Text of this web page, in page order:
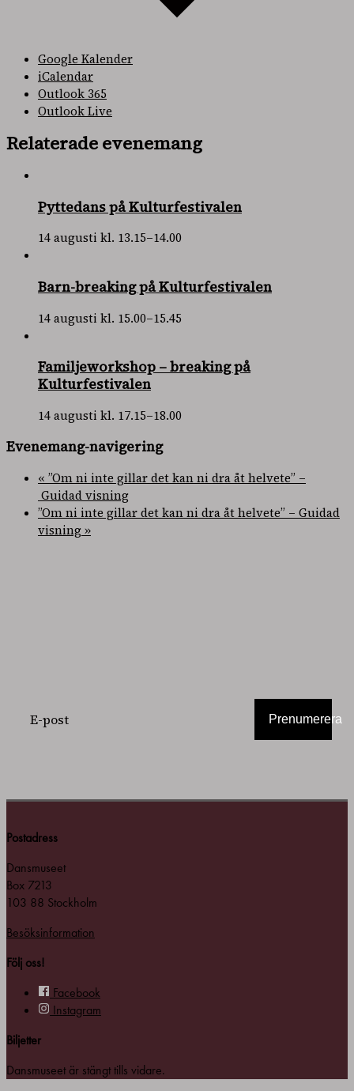
Google Kalender
iCalendar
Outlook 365
Outlook Live
Relaterade evenemang
Pyttedans på Kulturfestivalen
14 augusti kl. 13.15–14.00
Barn-breaking på Kulturfestivalen
14 augusti kl. 15.00–15.45
Familjeworkshop – breaking på
Kulturfestivalen
14 augusti kl. 17.15–18.00
Evenemang-navigering
« ”Om ni inte gillar det kan ni dra åt helvete” –
Guidad visning
”Om ni inte gillar det kan ni dra åt helvete” – Guidad
visning»
Prenumerera
Postadress
Dansmuseet
Box 7213
103 88 Stockholm
Besöksinformation
Följ oss!
Facebook
Instagram
Biljetter
Dansmuseet är stängt tills vidare.